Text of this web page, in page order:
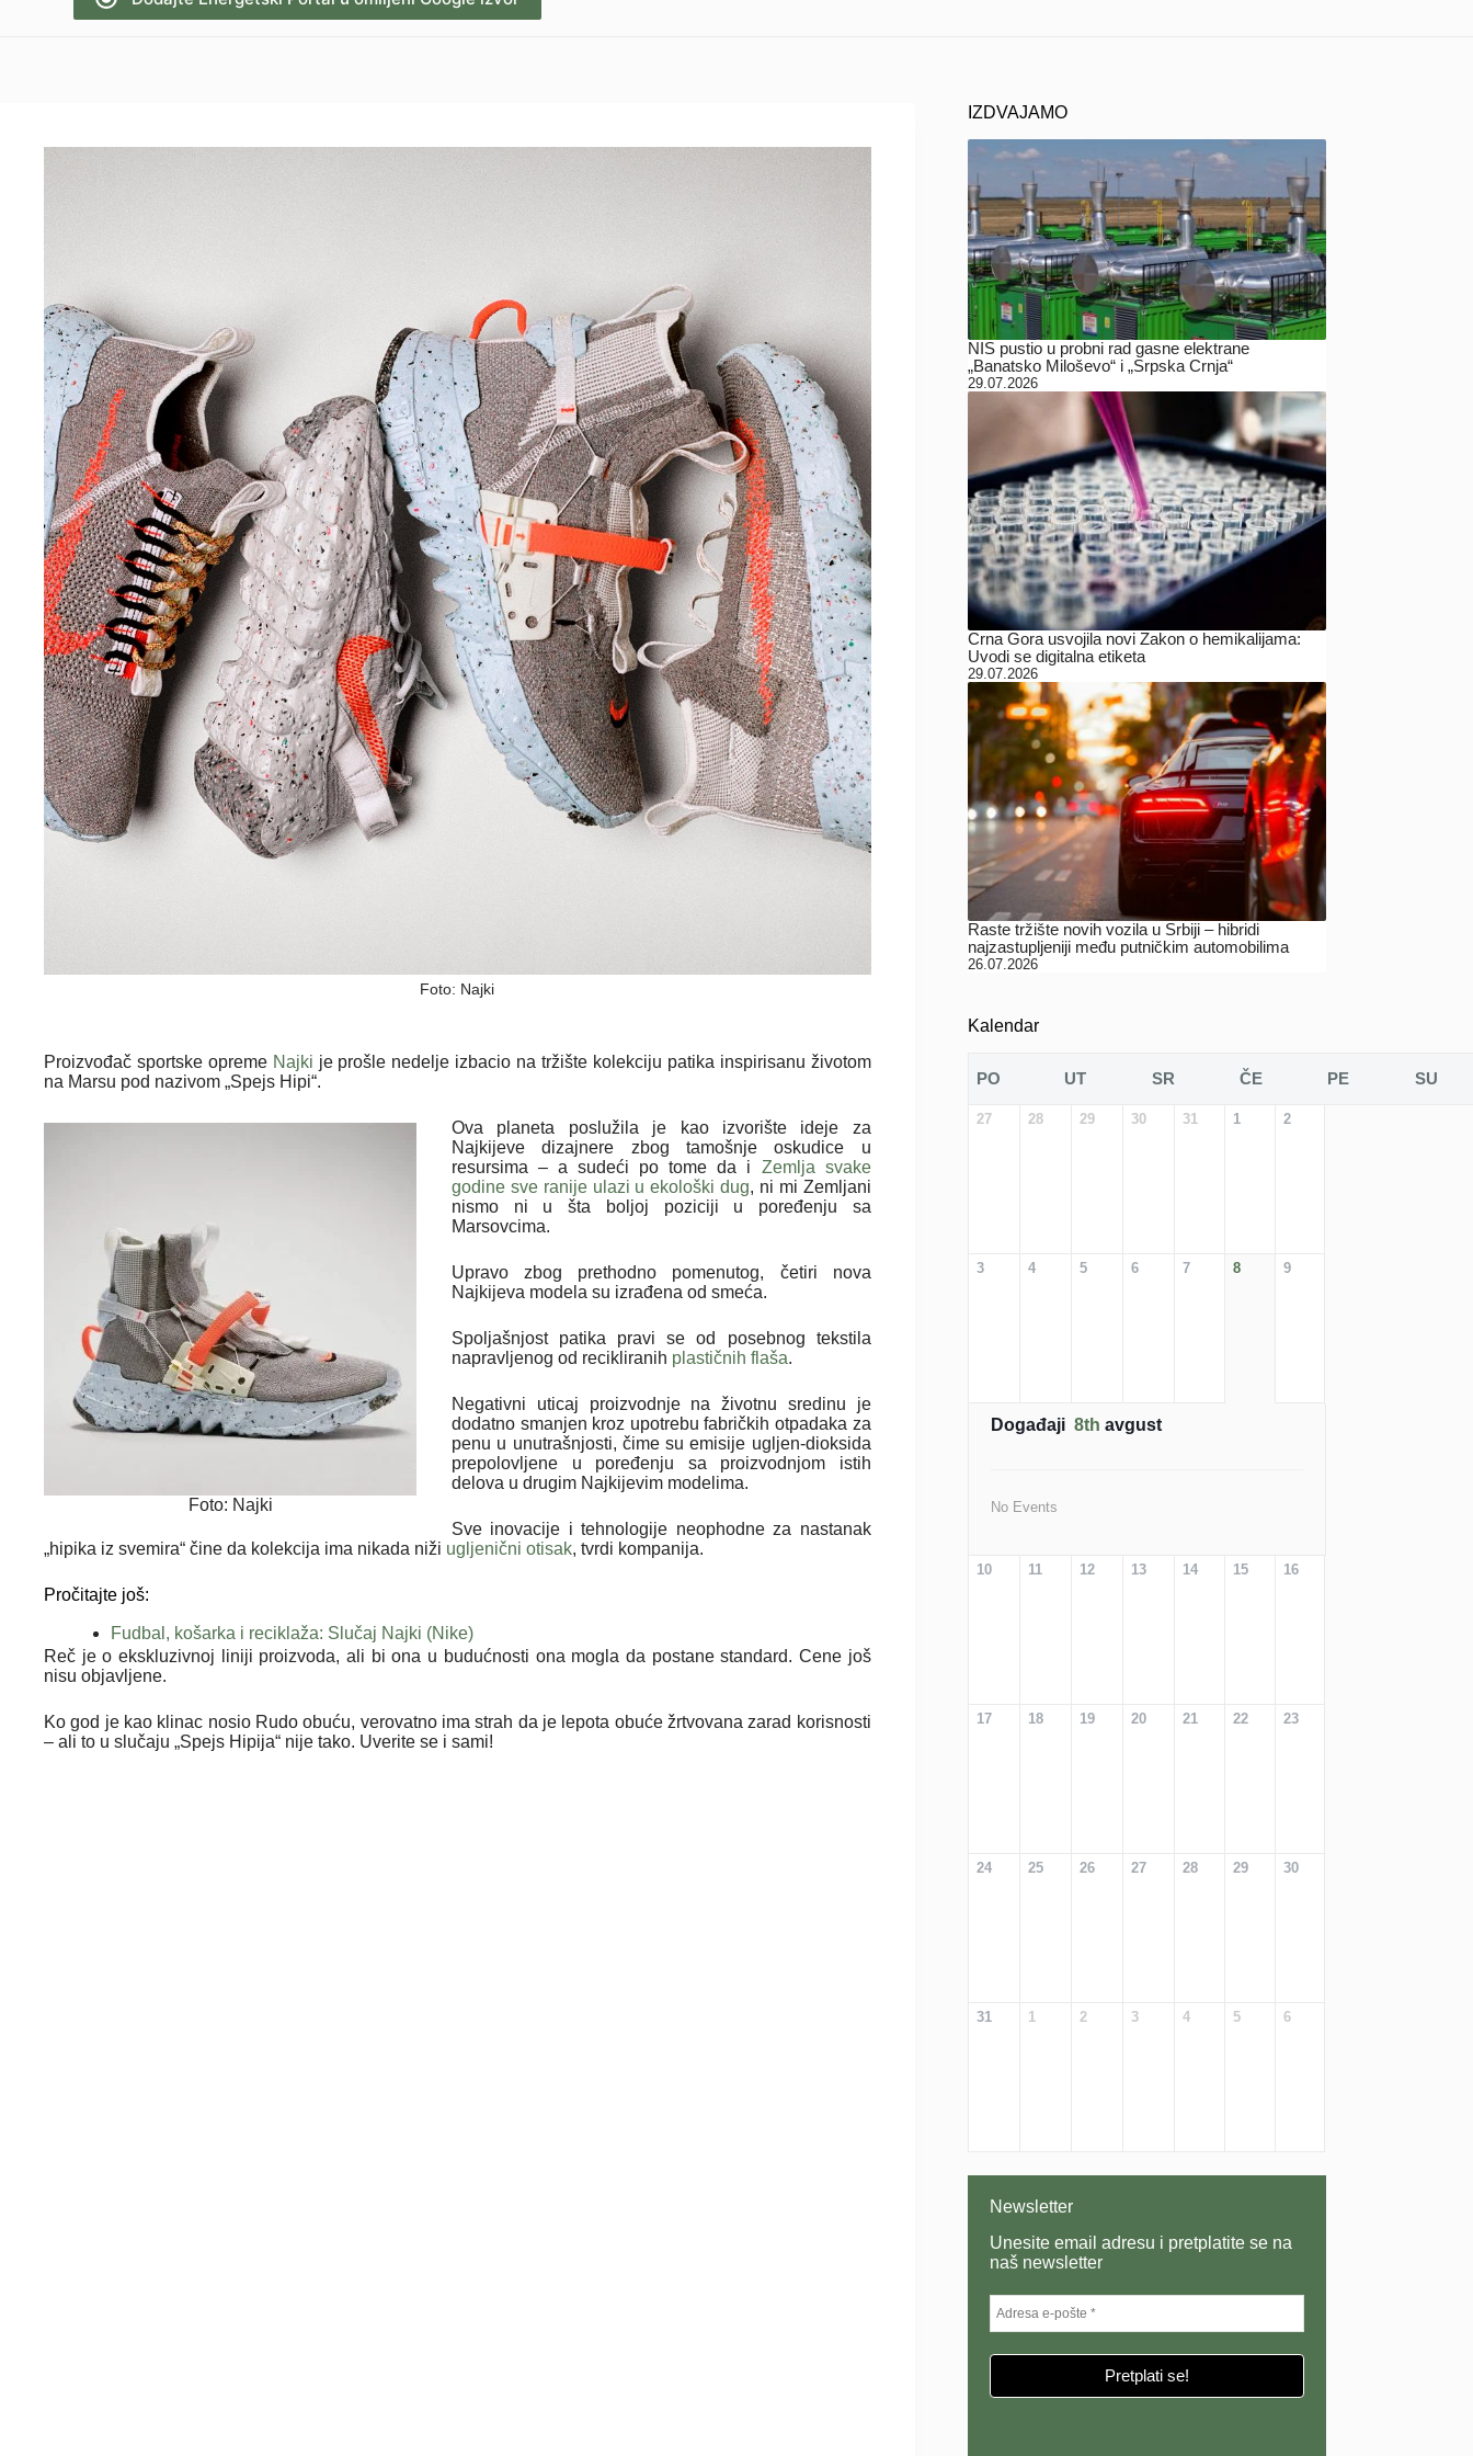
Foto: Najki
Proizvođač sportske opreme Najki je prošle nedelje izbacio na tržište kolekciju patika inspirisanu životom
na Marsu pod nazivom „Spejs Hipi“.
Foto: Najki
Ova planeta poslužila je kao izvorište ideje za
Najkijeve dizajnere zbog tamošnje oskudice u
resursima – a sudeći po tome da i Zemlja svake
godine sve ranije ulazi u ekološki dug, ni mi Zemljani
nismo ni u šta boljoj poziciji u poređenju sa
Marsovcima.
Upravo zbog prethodno pomenutog, četiri nova
Najkijeva modela su izrađena od smeća.
Spoljašnjost patika pravi se od posebnog tekstila
napravljenog od recikliranih plastičnih flaša.
Negativni uticaj proizvodnje na životnu sredinu je
dodatno smanjen kroz upotrebu fabričkih otpadaka za
penu u unutrašnjosti, čime su emisije ugljen-dioksida
prepolovljene u poređenju sa proizvodnjom istih
delova u drugim Najkijevim modelima.
Sve inovacije i tehnologije neophodne za nastanak
„hipika iz svemira“ čine da kolekcija ima nikada niži ugljenični otisak, tvrdi kompanija.
Pročitajte još:
Fudbal, košarka i reciklaža: Slučaj Najki (Nike)
Reč je o ekskluzivnoj liniji proizvoda, ali bi ona u budućnosti ona mogla da postane standard. Cene još
nisu objavljene.
Ko god je kao klinac nosio Rudo obuću, verovatno ima strah da je lepota obuće žrtvovana zarad korisnosti
– ali to u slučaju „Spejs Hipija“ nije tako. Uverite se i sami!
IZDVAJAMO
NIS pustio u probni rad gasne elektrane
„Banatsko Miloševo“ i „Srpska Crnja“
29.07.2026
Crna Gora usvojila novi Zakon o hemikalijama:
Uvodi se digitalna etiketa
29.07.2026
Raste tržište novih vozila u Srbiji – hibridi
najzastupljeniji među putničkim automobilima
26.07.2026
Kalendar
PO UT SR ČE PE SU
27 28 29 30 31 1 2
3 4 5 6 7 8 9
Događaji 8th avgust
No Events
10 11 12 13 14 15 16
17 18 19 20 21 22 23
24 25 26 27 28 29 30
31 1 2 3 4 5 6
Newsletter
Unesite email adresu i pretplatite se na
naš newsletter